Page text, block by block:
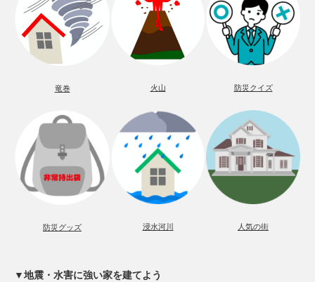
竜巻 火山 防災クイズ
防災グッズ 浸水河川 人気の街
▼地震・水害に強い家を建てよう